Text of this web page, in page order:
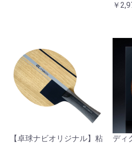
￥
【卓球ナビオリジナル】粘
ディ